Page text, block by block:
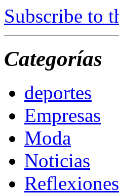
Subscribe to
Categorías
deportes
Empresas
Moda
Noticias
Reflexiones